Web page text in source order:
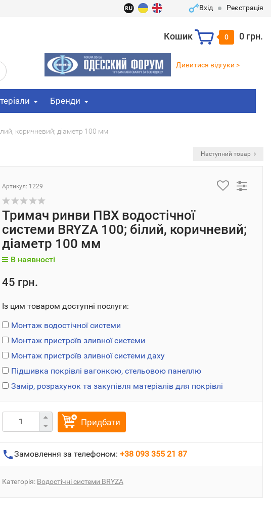
Вхід Реєстрація
Кошик 0 0 грн.
Дивитися відгуки >
Бренди
коричневий; діаметр 100 мм
Наступний товар
Артикул: 1229
Тримач ринви ПВХ водостічної
системи BRYZA 100; білий, коричневий;
діаметр 100 мм
В наявності
45 грн.
Із цим товаром доступні послуги:
Монтаж водостічної системи
Монтаж пристроїв зливної системи
Монтаж пристроїв зливної системи даху
Підшивка покрівлі вагонкою, стельовою панеллю
Замір, розрахунок та закупівля матеріалів для покрівлі
Придбати
Замовлення за телефоном: +38 093 355 21 87
Категорія: Водостічні системи BRYZA